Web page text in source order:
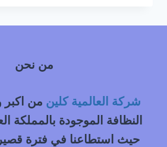
بالرياض
من نحن
شركة العالمية كلين من
النظافة الموجودة بالمملكة
حيث استطاعنا في فترة